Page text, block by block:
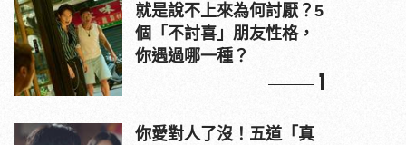
就是說不上來為何討厭？5
個「不討喜」朋友性格，
你遇過哪一種？
1
你愛對人了沒！五道「真